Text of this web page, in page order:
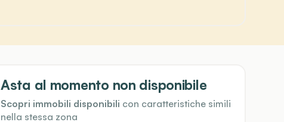
Asta al momento non disponibile
Scopri immobili disponibili con caratteristiche simili
nella stessa zona